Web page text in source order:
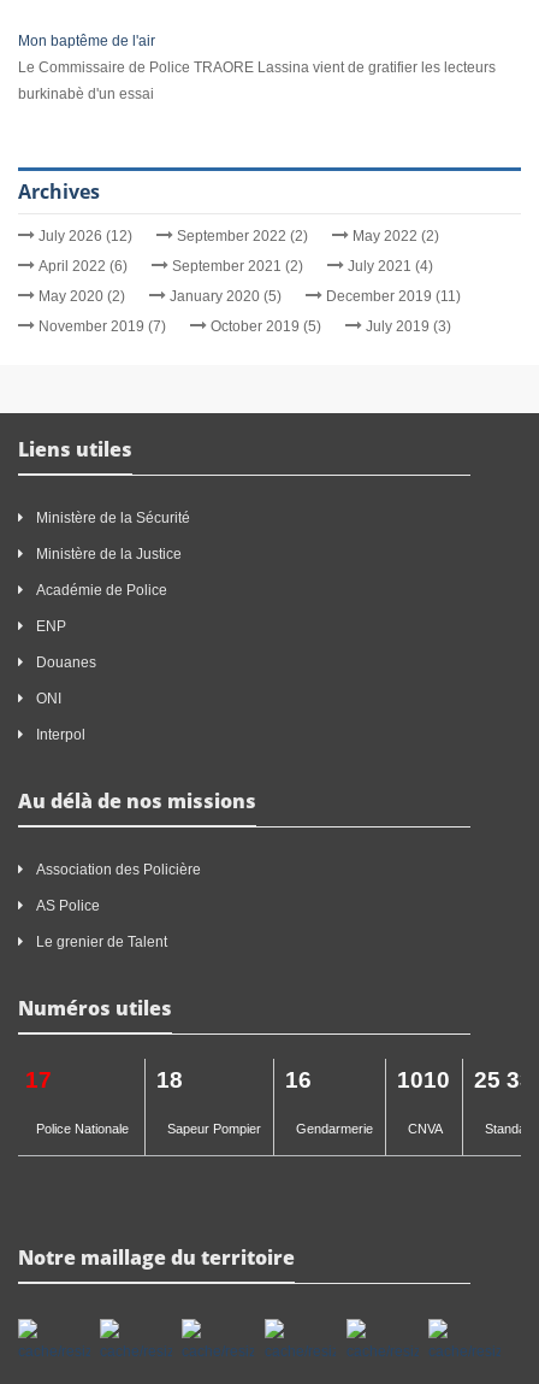
Mon baptême de l'air
Le Commissaire de Police TRAORE Lassina vient de gratifier les lecteurs
burkinabè d'un essai
Archives
July 2026 (12) September 2022 (2)
May 2022 (2)
April 2022 (6)
September 2021 (2)
July 2021 (4)
May 2020 (2)
January 2020 (5)
December 2019 (11)
November 2019 (7)
October 2019 (5) July 2019 (3)
Liens utiles
Ministère de la Sécurité
Ministère de la Justice
Académie de Police
ENP
Douanes
ONI
Interpol
Au délà de nos missions
Association des Policière
AS Police
Le grenier de Talent
Numéros utiles
17
Police Nationale
18
Sapeur Pompier
16
Gendarmerie
1010
CNVA
25 33
Notre maillage du territoire